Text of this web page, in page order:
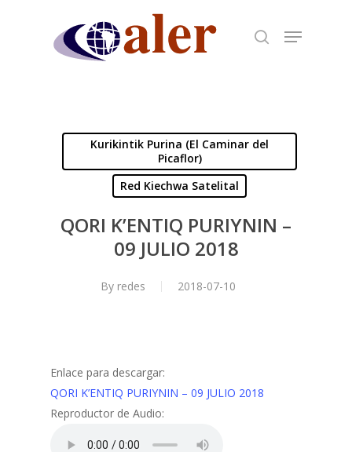
Kurikintik Purina (El Caminar del
Picaflor)
Red Kiechwa Satelital
QORI K’ENTIQ PURIYNIN –
09 JULIO 2018
By redes 2018-07-10
Enlace para descargar:
QORI K’ENTIQ PURIYNIN – 09 JULIO 2018
Reproductor de Audio: